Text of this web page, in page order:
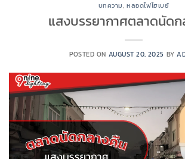
บทความ,หลอดไฟไฮเบย์
แสงบรรยากาศตลาดนัด
POSTED ON AUGUST 20, 2025 BY